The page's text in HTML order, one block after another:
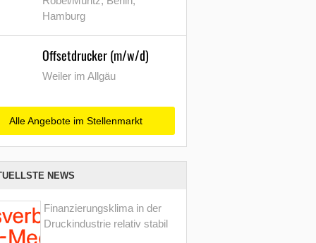
Hamburg
Offsetdrucker (m/w/d)
Weiler im Allgäu
Alle Angebote im Stellenmarkt
NEWS
Finanzierungsklima in der
Druckindustrie relativ stabil